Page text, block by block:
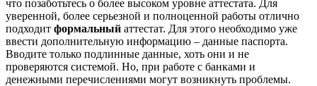
что позаботьтесь о более высоком уровне аттестата. Для
уверенной, более серьезной и полноценной работы отлично
подходит формальный аттестат. Для этого необходимо уже
ввести дополнительную информацию – данные паспорта.
Вводите только подлинные данные, хоть они и не
проверяются системой. Но, при работе с банками и
денежными перечислениями могут возникнуть проблемы.